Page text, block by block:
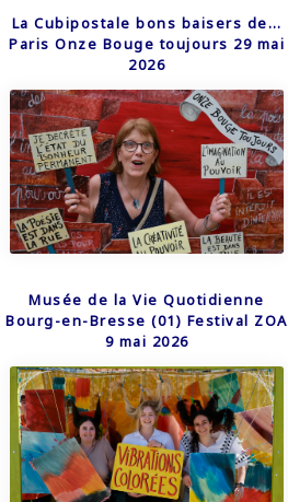
La Cubipostale bons baisers de…
Paris Onze Bouge toujours 29 mai
2026
Musée de la Vie Quotidienne
Bourg-en-Bresse (01) Festival ZOA
9 mai 2026